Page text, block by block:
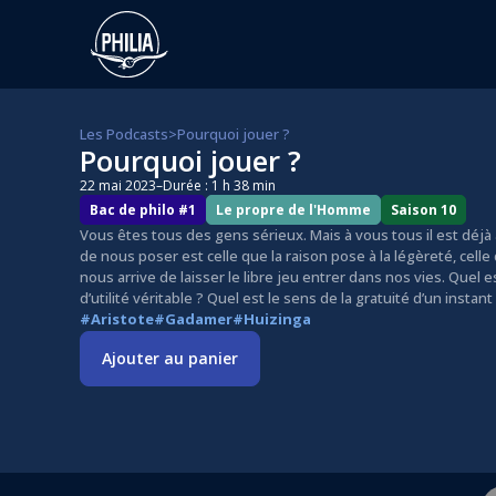
Les Podcasts>Pourquoi jouer ?
Pourquoi jouer ?
22 mai 2023–Durée : 1 h 38 min
Bac de philo #1
Le propre de l'Homme Saison 10
Vous êtes tous des gens sérieux. Mais à vous tous il est
de nous poser est celle que la raison pose à la légèreté,
nous arrive de laisser le libre jeu entrer dans nos vies. Quel
d’utilité véritable ? Quel est le sens de la gratuité d’un
#Aristote#Gadamer#Huizinga
Ajouter au panier